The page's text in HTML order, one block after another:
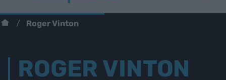
Roger Vinton
ROGER VINTON